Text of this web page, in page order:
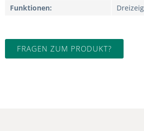
Funktionen
FRAGEN ZUM PRODUKT?